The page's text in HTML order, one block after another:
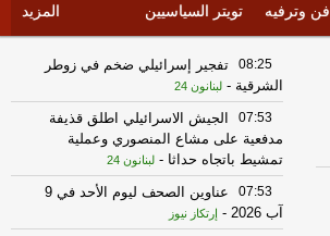
فن وترفيه تويتر السياسيين المزيد
08:25
تفجير إسرائيلي ضخم في زوطر
الشرقية - لبنانون 24
07:53
الجيش الاسرائيلي اطلق قذيفة
مدفعية على مشاع المنصوري وعملية
تمشيط باتجاه حداثا - لبنانون 24
07:53
عناوين الصحف ليوم الأحد في 9
آب 2026
- إرتكاز نيوز